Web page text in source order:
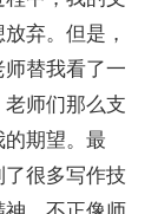
弃。但是，
替我看了一
师们那么支
期望。最
很多写作技